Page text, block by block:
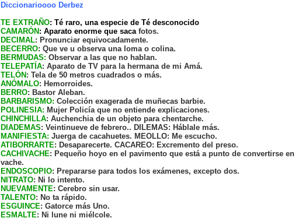
Diccionarioooo Derbez
TE EXTRAÑO: Té raro, una especie de Té desconocido
CAMARÓN : Aparato enorme que sacafotos.
DECIMAL: Pronunciar equivocadamente.
BECERRO: Que ve u observa una loma o colina.
BERMUDAS: Observar a las que no hablan.
TELEPATÍA: Aparato de TV para la hermana de mi Amá.
TELÓN : Tela de 50 metros cuadrados o más.
ANÓMALO: Hemorroides.
BERRO: Bastor Aleban.
BARBARISMO: Colección exagerada de muñecas barbie.
POLINESIA: Mujer Policía que no entiende explicaciones.
CHINCHILLA: Auchenchia de un objeto para chentarche.
DIADEMAS: Veintinueve de febrero.. DILEMAS: Háblale más.
MANIFIESTA: Juerga de cacahuetes. MEOLLO: Me escucho.
ATIBORRARTE: Desaparecerte. CACAREO: Excremento del preso.
CACHIVACHE: Pequeño hoyo en el pavimento que está a punto de convertirse en
vache.
ENDOSCOPIO: Prepararse para todos los exámenes, excepto dos.
NITRATO: Ni lo intento.
NUEVAMENTE: Cerebro sin usar.
TALENTO: No ta rápido.
ESGUINCE: Gatorce más Uno.
ESMALTE: Ni lune ni miélcole.